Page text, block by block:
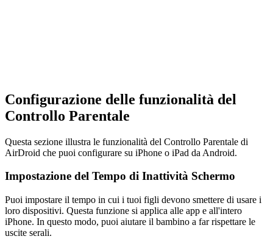
Configurazione delle funzionalità del
Controllo Parentale
Questa sezione illustra le funzionalità del Controllo Parentale di
AirDroid che puoi configurare su iPhone o iPad da Android.
Impostazione del Tempo di Inattività Schermo
Puoi impostare il tempo in cui i tuoi figli devono smettere di usare i
loro dispositivi. Questa funzione si applica alle app e all'intero
iPhone. In questo modo, puoi aiutare il bambino a far rispettare le
uscite serali.